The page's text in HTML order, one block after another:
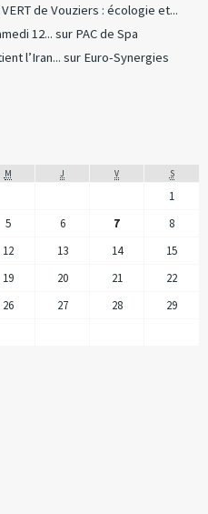
VERT de Vouziers : écologie et...
12... sur PAC de Spa
l’Iran... sur Euro-Synergies
M J V S
1
5 6 7
8
12 13 14
15
19 20 21
22
26 27 28
29